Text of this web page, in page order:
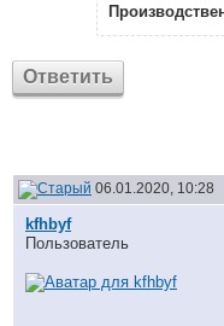
Ответить
06.01.2020, 10:28
kfhbyf
Пользователь